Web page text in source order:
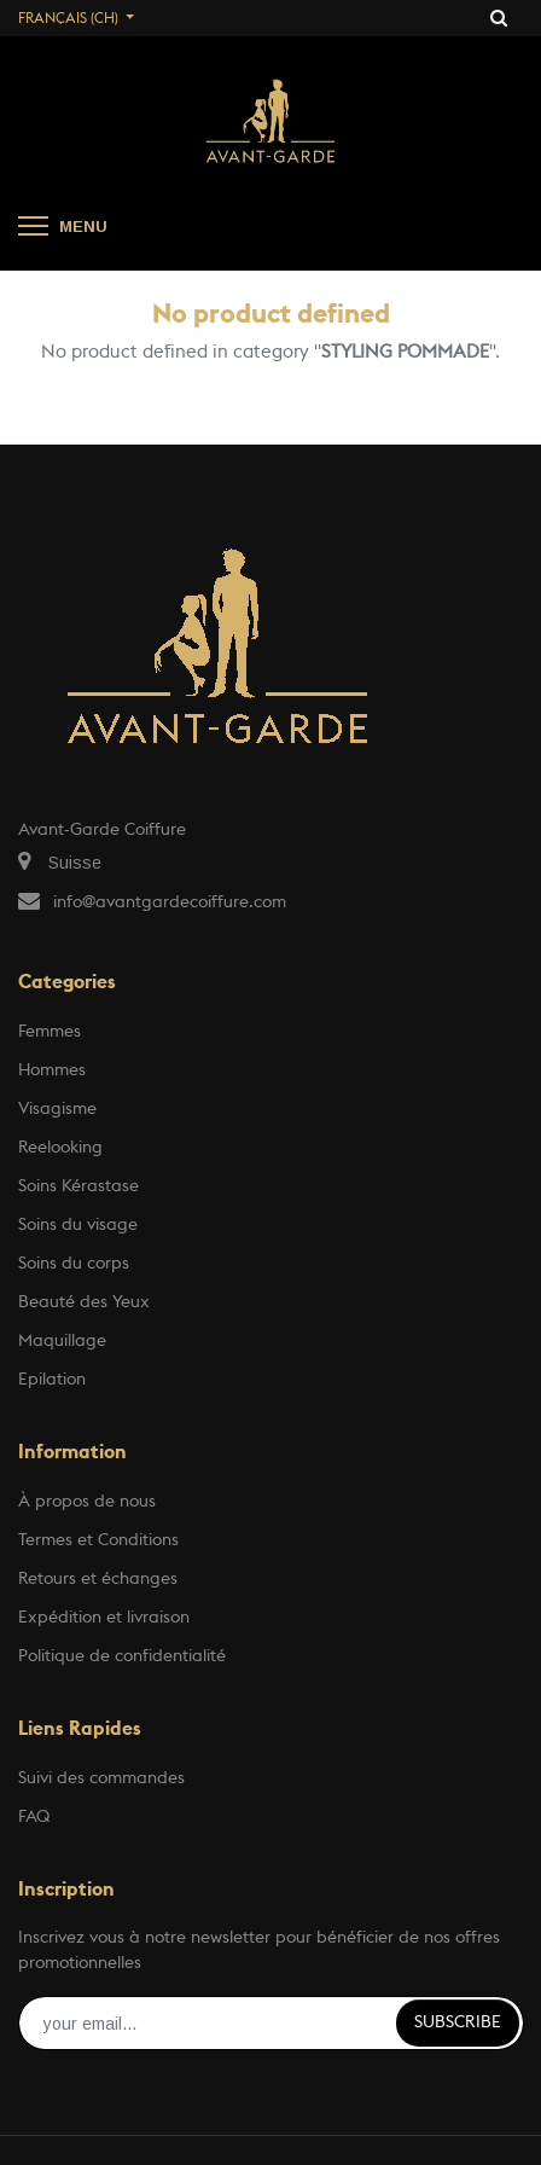
FRANÇAIS (CH)
MENU
No product defined
No product defined in category "STYLING POMMADE".
Avant-Garde Coiffure
Suisse
info@avantgardecoiffure.com
Categories
Femmes
Hommes
Visagisme
Reelooking
Soins Kérastase
Soins du visage
Soins du corps
Beauté des Yeux
Maquillage
Epilation
Information
À propos de nous
Termes et Conditions
Retours et échanges
Expédition et livraison
Politique de confidentialité
Liens Rapides
Suivi des commandes
FAQ
Inscription
Inscrivez vous à notre newsletter pour bénéficier de nos offres
promotionnelles
SUBSCRIBE